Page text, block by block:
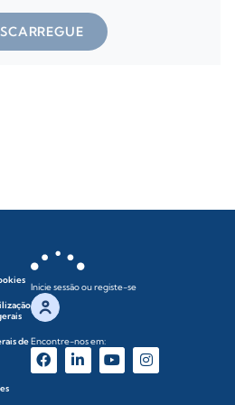
de
Inicie sessão ou registe-se
Encontre-nos em: